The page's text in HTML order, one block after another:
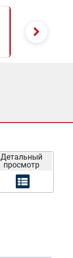
Детальный
просмотр